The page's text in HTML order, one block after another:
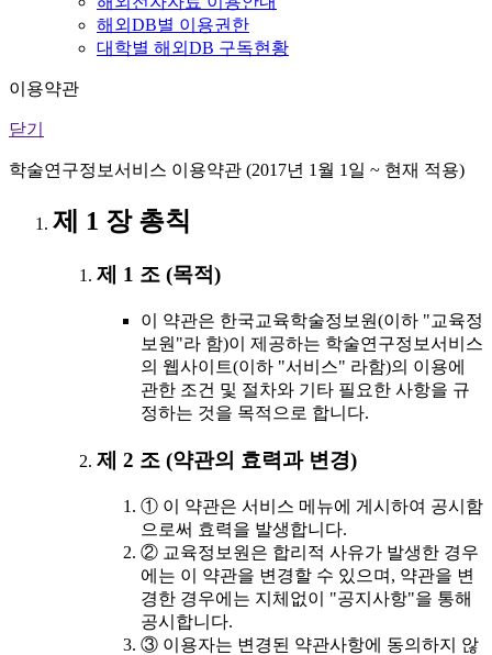
해외DB별 이용권한
대학별 해외DB 구독현황
이용약관
닫기
학술연구정보서비스 이용약관 (2017년 1월 1일 ~ 현재 적용)
제 1 장 총칙
제 1 조 (목적)
이 약관은 한국교육학술정보원(이하 "교육정
보원"라 함)이 제공하는 학술연구정보서비스
의 웹사이트(이하 "서비스" 라함)의 이용에
관한 조건 및 절차와 기타 필요한 사항을 규
정하는 것을 목적으로 합니다.
제 2 조 (약관의 효력과 변경)
① 이 약관은 서비스 메뉴에 게시하여 공시함
으로써 효력을 발생합니다.
② 교육정보원은 합리적 사유가 발생한 경우
에는 이 약관을 변경할 수 있으며, 약관을 변
경한 경우에는 지체없이 "공지사항"을 통해
공시합니다.
③ 이용자는 변경된 약관사항에 동의하지 않